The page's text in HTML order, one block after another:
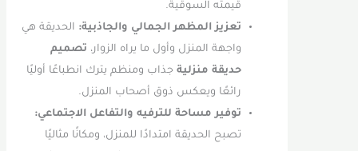
قيمته السوقية.
تعزيز المظهر الجمالي والجاذبية:الحديقة هي
واجهة المنزل وأول ما يراه الزوار،تصميم
حديقة منزليةجذاب ومنظم يترك انطباعًا أوليًا
رائعًا ويعكس ذوق أصحاب المنزل.
توفير مساحة للترفيه والتفاعل الاجتماعي:
تصبح الحديقة امتدادًا للمنزل، ومكانًا مثاليًا